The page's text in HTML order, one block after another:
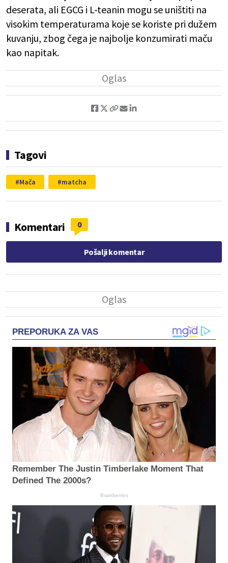
deserata, ali EGCG i L-teanin mogu se uništiti na
visokim temperaturama koje se koriste pri dužem
kuvanju, zbog čega je najbolje konzumirati maču
kao napitak.
Tagovi
Mača matcha
Komentari 0
Pošalji komentar
PREPORUKA ZA VAS
Remember The Justin Timberlake Moment That
Defined The 2000s?
Brainberries